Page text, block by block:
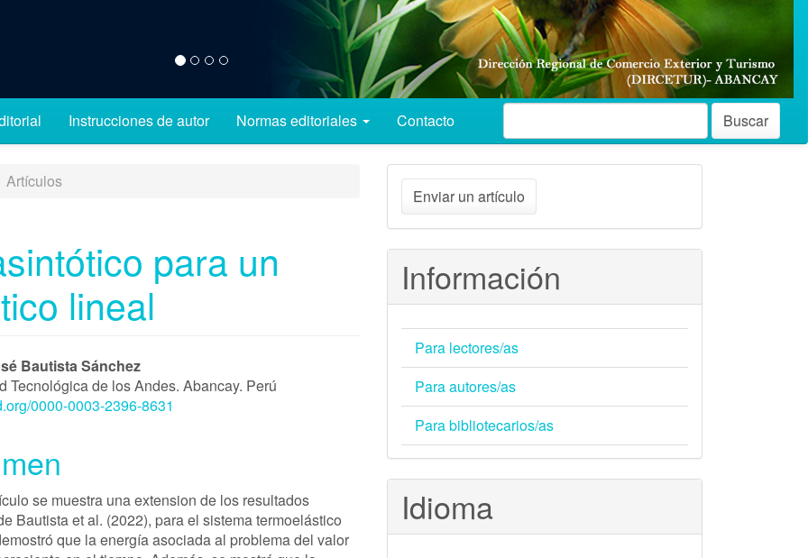
Instrucciones de autor Normas editoriales Contacto Buscar
Artículos
para un
lineal
Bautista Sánchez
Tecnológica de los Andes. Abancay. Perú
0000-0003-2396-8631
se muestra una extension de los resultados
Bautista et al. (2022), para el sistema termoelástico
que la energía asociada al problema del valor
Enviar
un
artículo
Enviar un artículo
Información
Para lectores/as
Para autores/as
Para bibliotecarios/as
Idioma